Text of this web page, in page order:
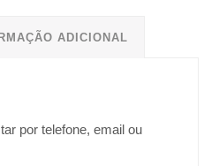
ADICIONAL
por telefone, email ou